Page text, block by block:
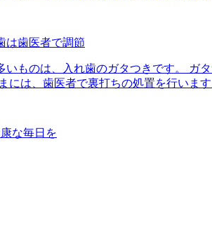
は歯医者で調節
ものは、入れ歯のガタつきです。 ガ
には、歯医者で裏打ちの処置を行
な毎日を